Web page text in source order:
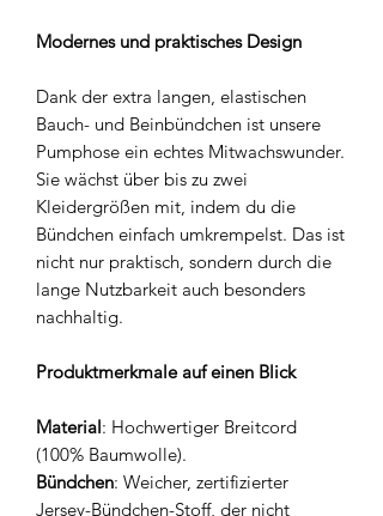
Modernes und praktisches Design
Dank der extra langen, elastischen
Bauch- und Beinbündchen ist unsere
Pumphose ein echtes Mitwachswunder.
Sie wächst über bis zu zwei
Kleidergrößen mit, indem du die
Bündchen einfach umkrempelst. Das ist
nicht nur praktisch, sondern durch die
lange Nutzbarkeit auch besonders
nachhaltig.
Produktmerkmale auf einen Blick
Material: Hochwertiger Breitcord
(100% Baumwolle).
Bündchen: Weicher, zertifizierter
Jersey-Bündchen-Stoff, der nicht